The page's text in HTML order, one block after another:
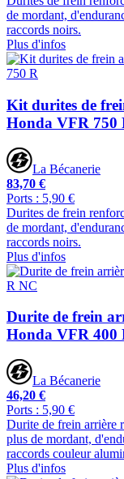
de mordant,
raccords noirs.
Plus d'infos
Kit durites de
Honda VFR 750
La Bécanerie
83,70 €
Ports : 5,90 €
Durites de frein
de mordant,
raccords noirs.
Plus d'infos
Durite de frein
Honda VFR 400
La Bécanerie
46,20 €
Ports : 5,90 €
Durite de frein arrière
plus de mordant,
raccords couleur
Plus d'infos